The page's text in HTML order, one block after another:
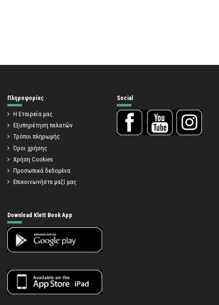
Πληροφορίες
Η Εταιρεία μας
Εξυπηρέτηση πελατών
Τρόποι πληρωμής
Όροι χρήσης
Χρήση Cookies
Προσωπικά δεδομένα
Επικοινωνήστε μαζί μας
Social
Download Klett Book App